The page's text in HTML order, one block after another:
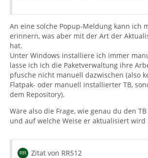
An eine solche Popup-Meldung kann ich
erinnern, was aber mit der Art der
hat.
Unter Windows installiere ich immer
lasse ich ich die Paketverwaltung ihre
pfusche nicht manuell dazwischen (also
Flatpak- oder manuell installierter TB,
dem Repository).
Wäre also die Frage, wie genau du den
und auf welche Weise er aktualisiert wird
Zitat von RR512